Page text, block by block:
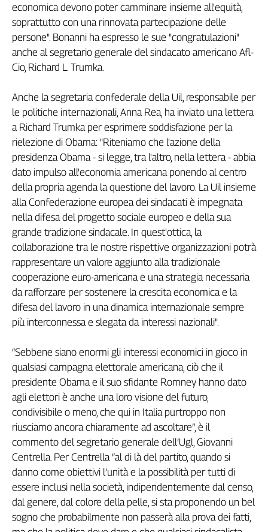
sangue
della
ragione
120
anni
Cgil
Academy
Collettiva
Rubriche
Collettiva
Talk
La
Collettiva
Girasoli
Il
Sassolino
Linea
Economica
Tech
It
Inserti
Idea
Diffusa
InFlai
trasmissioni
tv
Work
in
Progress
L'Italia
nel
economica devono poter camminare insieme all'equità,
soprattutto con una rinnovata partecipazione delle
persone". Bonanni ha espresso le sue "congratulazioni"
anche al segretario generale del sindacato americano Afl-
Cio, Richard L. Trumka.
Anche la segretaria confederale della Uil, responsabile per
le politiche internazionali, Anna Rea, ha inviato una lettera
a Richard Trumka per esprimere soddisfazione per la
rielezione di Obama: "Riteniamo che l'azione della
presidenza Obama - si legge, tra l'altro, nella lettera - abbia
dato impulso all'economia americana ponendo al centro
della propria agenda la questione del lavoro. La Uil insieme
alla Confederazione europea dei sindacati è impegnata
nella difesa del progetto sociale europeo e della sua
grande tradizione sindacale. In quest'ottica, la
collaborazione tra le nostre rispettive organizzazioni potrà
rappresentare un valore aggiunto alla tradizionale
cooperazione euro-americana e una strategia necessaria
da rafforzare per sostenere la crescita economica e la
difesa del lavoro in una dinamica internazionale sempre
più interconnessa e slegata da interessi nazionali".
“Sebbene siano enormi gli interessi economici in gioco in
qualsiasi campagna elettorale americana, ciò che il
presidente Obama e il suo sfidante Romney hanno dato
agli elettori è anche una loro visione del futuro,
condivisibile o meno, che qui in Italia purtroppo non
riusciamo ancora chiaramente ad ascoltare”, è il
commento del segretario generale dell’Ugl, Giovanni
Centrella. Per Centrella “al di là del partito, quando si
danno come obiettivi l’unità e la possibilità per tutti di
essere inclusi nella società, indipendentemente dal censo,
dal genere, dal colore della pelle, si sta proponendo un bel
sogno che probabilmente non passerà alla prova dei fatti,